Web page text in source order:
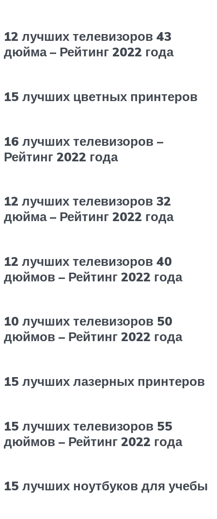
12 лучших телевизоров 43
дюйма – Рейтинг 2022 года
15 лучших цветных принтеров
16 лучших телевизоров –
Рейтинг 2022 года
12 лучших телевизоров 32
дюйма – Рейтинг 2022 года
12 лучших телевизоров 40
дюймов – Рейтинг 2022 года
10 лучших телевизоров 50
дюймов – Рейтинг 2022 года
15 лучших лазерных принтеров
15 лучших телевизоров 55
дюймов – Рейтинг 2022 года
15 лучших ноутбуков для учебы